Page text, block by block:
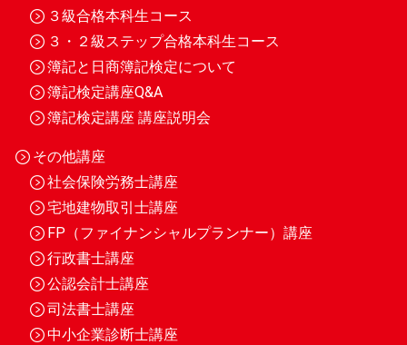
３級合格本科生コース
３・２級ステップ合格本科生コース
簿記と日商簿記検定について
簿記検定講座Q&A
簿記検定講座 講座説明会
その他講座
社会保険労務士講座
宅地建物取引士講座
FP（ファイナンシャルプランナー）講座
行政書士講座
公認会計士講座
司法書士講座
中小企業診断士講座